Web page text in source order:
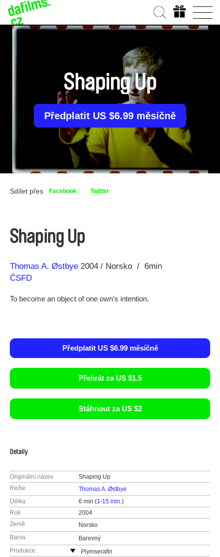
Shaping Up
Předplatit US $6.99 měsíčně
Sdílet přes Facebook Twitter
Shaping Up
Režie
Thomas A. Østbye
Rok 2004 Norsko
6min
ČSFD
To become an object of one own's intention.
Předplatit US $6.99 měsíčně
Přehrát za US $1.5
Stáhnout za US $2
Detaily
Originální název
Shaping Up
Režie
Thomas A. Østbye
Délka
6 min (1-15 min.)
Rok
2004
Země
Norsko
Barva
Barevný
Produkce
Plymserafin